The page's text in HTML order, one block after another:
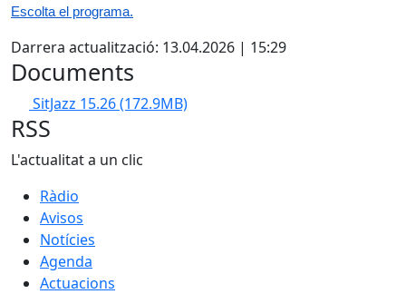
Escolta el programa.
Darrera actualització: 13.04.2026 | 15:29
Documents
SitJazz 15.26(172.9MB)
RSS
L'actualitat a un clic
Ràdio
Avisos
Notícies
Agenda
Actuacions